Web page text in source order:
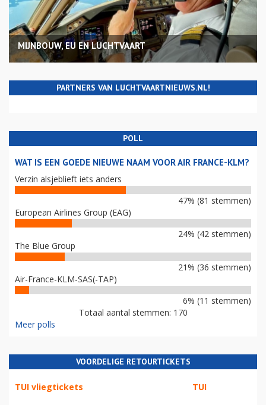
MIJNBOUW, EU EN LUCHTVAART
PARTNERS VAN LUCHTVAARTNIEUWS.NL!
POLL
WAT IS EEN GOEDE NIEUWE NAAM VOOR AIR FRANCE-KLM?
Verzin alsjeblieft iets anders
47% (81 stemmen)
European Airlines Group (EAG)
24% (42 stemmen)
The Blue Group
21% (36 stemmen)
Air-France-KLM-SAS(-TAP)
6% (11 stemmen)
Totaal aantal stemmen: 170
Meer polls
VOORDELIGE RETOURTICKETS
TUI vliegtickets TUI